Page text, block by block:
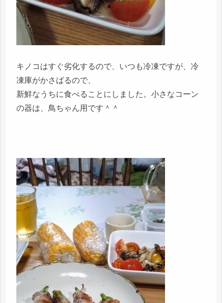
キノコはすぐ劣化するので、いつも冷凍ですが、冷
凍庫がかさばるので、
新鮮なうちに食べることにしました。小さなコーン
の器は、鳥ちゃん用です＾＾